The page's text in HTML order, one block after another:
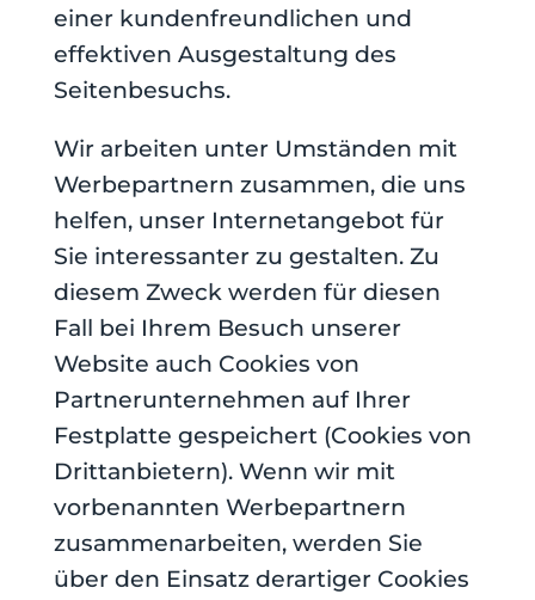
einer kundenfreundlichen und
effektiven Ausgestaltung des
Seitenbesuchs.
Wir arbeiten unter Umständen mit
Werbepartnern zusammen, die uns
helfen, unser Internetangebot für
Sie interessanter zu gestalten. Zu
diesem Zweck werden für diesen
Fall bei Ihrem Besuch unserer
Website auch Cookies von
Partnerunternehmen auf Ihrer
Festplatte gespeichert (Cookies von
Drittanbietern). Wenn wir mit
vorbenannten Werbepartnern
zusammenarbeiten, werden Sie
über den Einsatz derartiger Cookies